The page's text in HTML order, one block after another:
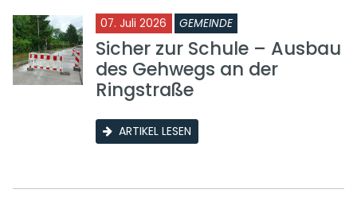
07. Juli 2026 GEMEINDE
Sicher zur Schule – Ausbau
des Gehwegs an der
Ringstraße
ARTIKEL LESEN